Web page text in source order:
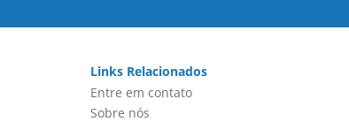
Links Relacionados
Entre em contato
Sobre nós